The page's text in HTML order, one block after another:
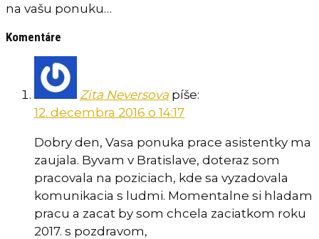
na vašu ponuku…
Komentáre
Zita Neversova píše:
12. decembra 2016 o 14:17
Dobry den, Vasa ponuka prace asistentky ma
zaujala. Byvam v Bratislave, doteraz som
pracovala na poziciach, kde sa vyzadovala
komunikacia s ludmi. Momentalne si hladam
pracu a zacat by som chcela zaciatkom roku
2017. s pozdravom,